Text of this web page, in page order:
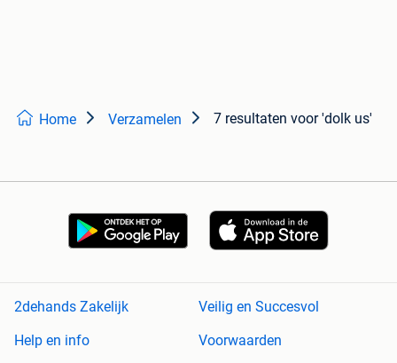
Home Verzamelen 7 resultaten voor 'dolk us'
2dehands Zakelijk
Veilig en Succesvol
Help en info
Voorwaarden